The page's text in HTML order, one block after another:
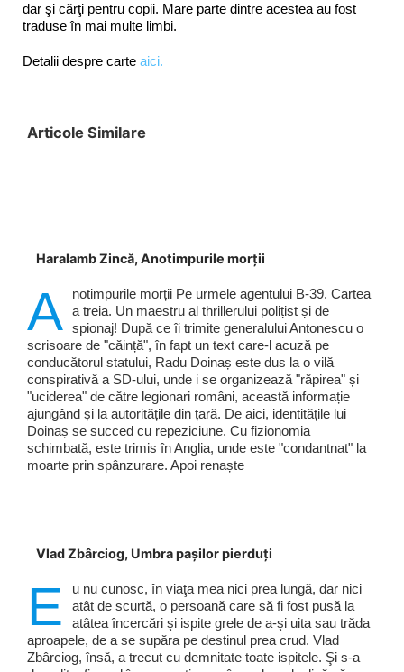
dar şi cărţi pentru copii. Mare parte dintre acestea au fost
traduse în mai multe limbi.
Detalii despre carte aici.
Articole Similare
Haralamb Zincă, Anotimpurile morții
A
notimpurile morții Pe urmele agentului B-39. Cartea
a treia. Un maestru al thrillerului polițist și de
spionaj! După ce îi trimite generalului Antonescu o
scrisoare de "căință", în fapt un text care-l acuză pe
conducătorul statului, Radu Doinaș este dus la o vilă
conspirativă a SD-ului, unde i se organizează "răpirea" și
"uciderea" de către legionari români, această informație
ajungând și la autoritățile din țară. De aici, identitățile lui
Doinaș se succed cu repeziciune. Cu fizionomia
schimbată, este trimis în Anglia, unde este "condantnat" la
moarte prin spânzurare. Apoi renaște
Vlad Zbârciog, Umbra pașilor pierduți
E
u nu cunosc, în viaţa mea nici prea lungă, dar nici
atât de scurtă, o persoană care să fi fost pusă la
atâtea încercări şi ispite grele de a-şi uita sau trăda
aproapele, de a se supăra pe destinul prea crud. Vlad
Zbârciog, însă, a trecut cu demnitate toate ispitele. Şi s-a